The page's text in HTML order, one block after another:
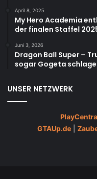
April 8, 2025
My Hero Academia
der finalen Staffel
Juni 3, 2026
Dragon Ball Super –
sogar Gogeta
UNSER NETZWERK
GTAUp.de|